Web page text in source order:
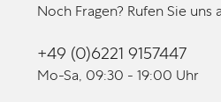
Noch Fragen? Rufen Sie uns
+49 (0)6221 9157447
Mo-Sa, 09:30 - 19:00 Uhr